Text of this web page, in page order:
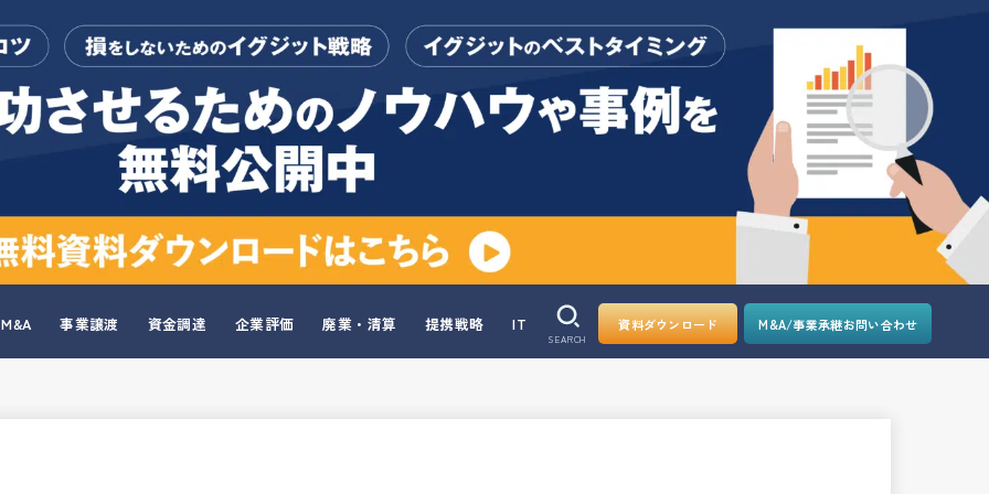
M&A 事業譲渡 資金調達 企業評価 廃業・清算 提携戦略 IT
SEARCH
資料ダウンロード M&A/事業承継お問い合わせ